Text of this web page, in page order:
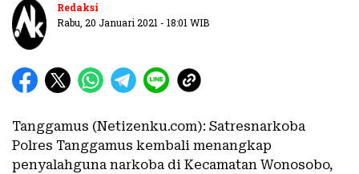
Redaksi
Rabu, 20 Januari 2021 - 18:01 WIB
Tanggamus (Netizenku.com): Satresnarkoba
Polres Tanggamus kembali menangkap
penyalahguna narkoba di Kecamatan Wonosobo,